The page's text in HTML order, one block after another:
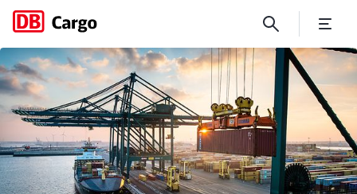
Zoll im Wandel: Was der
Klicken, um den folgenden Slider zu überspringen